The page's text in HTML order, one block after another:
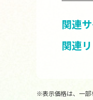
関連
関連
※表示価格は、一部